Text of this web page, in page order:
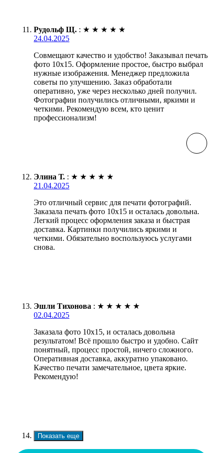
Рудольф Щ. : ★ ★ ★ ★ ★
24.04.2025
Совмещают качество и удобство! Заказывал печать
фото 10х15. Оформление простое, быстро выбрал
нужные изображения. Менеджер предложила
советы по улучшению. Заказ обработали
оперативно, уже через несколько дней получил.
Фотографии получились отличными, яркими и
четкими. Рекомендую всем, кто ценит
профессионализм!
Элина Т. : ★ ★ ★ ★ ★
21.04.2025
Это отличный сервис для печати фотографий.
Заказала печать фото 10х15 и осталась довольна.
Легкий процесс оформления заказа и быстрая
доставка. Картинки получились яркими и
четкими. Обязательно воспользуюсь услугами
снова.
Эшли Тихонова : ★ ★ ★ ★ ★
02.04.2025
Заказала фото 10х15, и осталась довольна
результатом! Всё прошло быстро и удобно. Сайт
понятный, процесс простой, ничего сложного.
Оперативная доставка, аккуратно упаковано.
Качество печати замечательное, цвета яркие.
Рекомендую!
Показать еще